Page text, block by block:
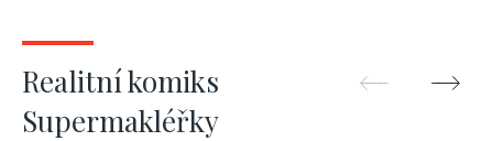
Realitní komiks
Supermakléřky